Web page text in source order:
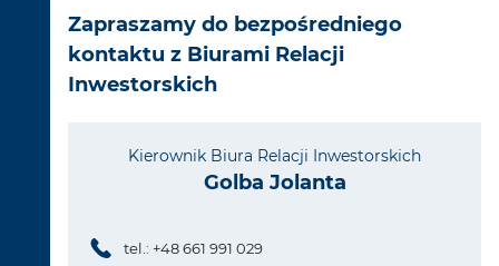
Zapraszamy do bezpośredniego
kontaktu z Biurami Relacji
Inwestorskich
Kierownik Biura Relacji Inwestorskich
Golba Jolanta
tel.: +48 661 991 029